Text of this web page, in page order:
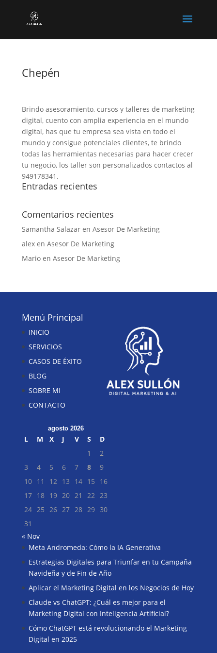
Chepén
Brindo asesoramiento, cursos y talleres de marketing
digital, cuento con amplia experiencia en el mundo
digital, has que tu empresa sea vista en todo el
mundo y consigue potenciales clientes, te brindo
todas las herramientas necesarias para hacer crecer
tu negocio, los taller son personalizados contactos al
949178341.
Entradas recientes
Comentarios recientes
Samantha Salazaren Asesor De Marketing
alexen Asesor De Marketing
Marioen Asesor De Marketing
Menú Principal
INICIO
SERVICIOS
CASOS DE ÉXITO
BLOG
SOBRE MI
CONTACTO
agosto 2026
L M X J V S
D
1
2
3
4 5 6 7 8
9
10 11 12 13 14 15
16
17 18 19 20 21 22 23
24 25 26 27 28 29 30
31
« Nov
Meta Andromeda: Cómo la IA Generativa
Estrategias Digitales para Triunfar en tu Campaña
Navideña y de Fin de Año
Aplicar el Marketing Digital en los Negocios de Hoy
Claude vs ChatGPT: ¿Cuál es mejor para el
Marketing Digital con Inteligencia Artificial?
Cómo ChatGPT está revolucionando el Marketing
Digital en 2025